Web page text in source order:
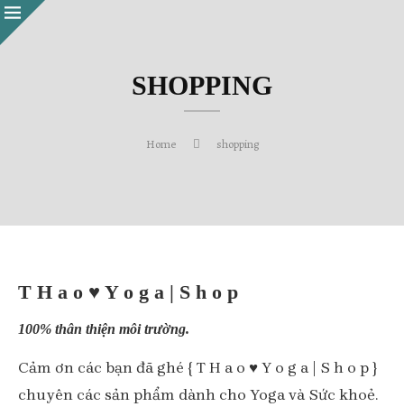
SHOPPING
Home shopping
T H a o ♥ Y o g a | S h o p
100% thân thiện môi trường.
Cảm ơn các bạn đã ghé { T H a o ♥ Y o g a | S h o p }
chuyên các sản phẩm dành cho Yoga và Sức khoẻ.